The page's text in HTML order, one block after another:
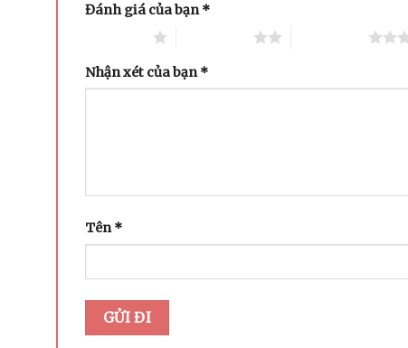
Đánh giá của bạn*
Nhận xét của bạn*
Tên*